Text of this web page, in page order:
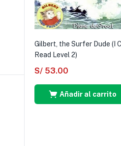
Gilbert, the Surfer Dude (I
Read Level 2)
S/ 53.00
Añadir al carrito